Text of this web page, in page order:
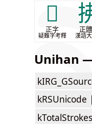
𣀣
正字
疑難字考釋
正
漢語
Unihan
kRSUnicode |